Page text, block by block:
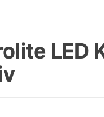
LED